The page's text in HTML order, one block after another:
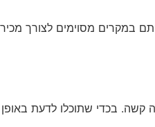
במקרים מסוימים לצורך
קשה. בכדי שתוכלו לדעת